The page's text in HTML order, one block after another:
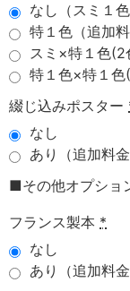
なし（スミ１色
特１色（追加料
スミ×特１色(2
特１色×特１色
綴じ込みポスター
なし
あり（追加料金
■その他オプショ
フランス製本 *
なし
あり（追加料金